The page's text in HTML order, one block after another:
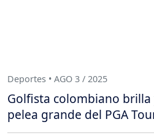
Deportes • AGO 3 / 2025
Golfista colombiano brilla
pelea grande del PGA